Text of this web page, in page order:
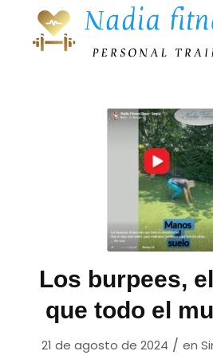
Los burpees,
que todo el
21 de agosto de 2024 / en